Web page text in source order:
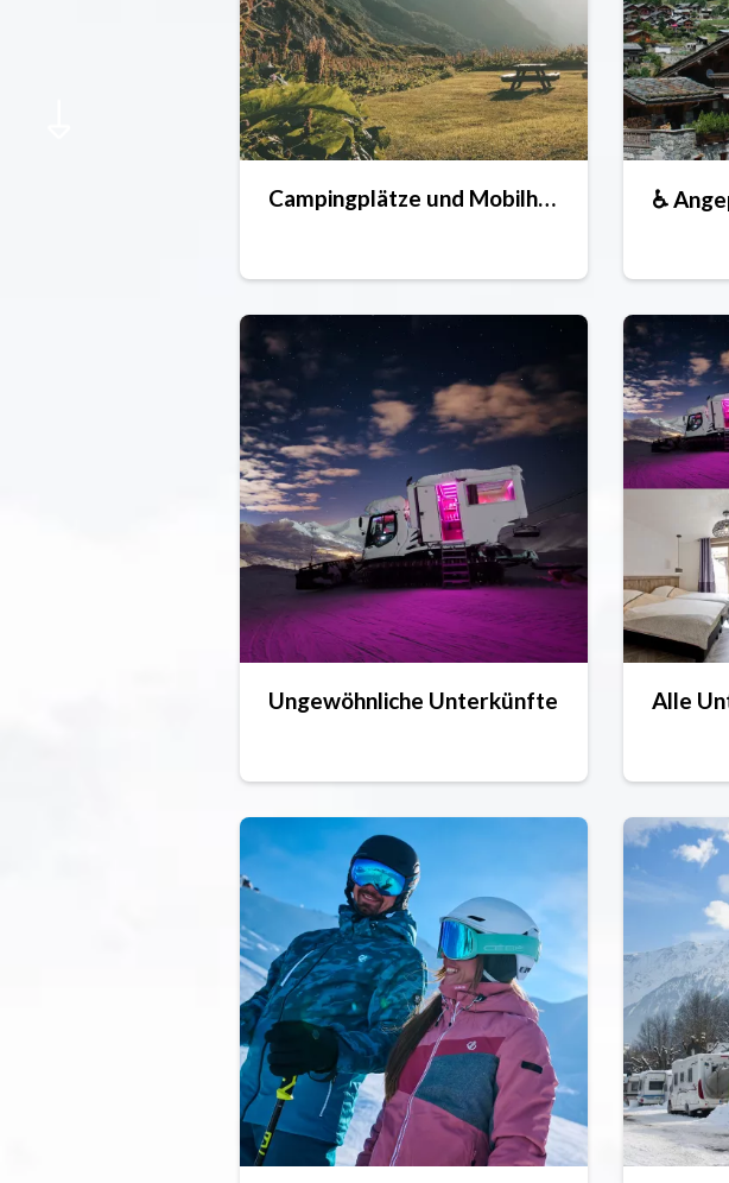
Campingplätze und Mobilheime
Ungewöhnliche Unterkünfte Alle